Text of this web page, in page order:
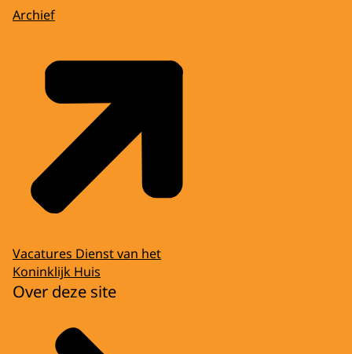
Archief
Vacatures Dienst van het
Koninklijk Huis
Over deze site